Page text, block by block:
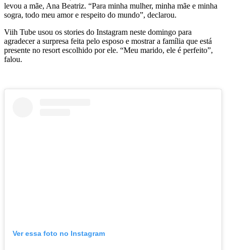
levou a mãe, Ana Beatriz. “Para minha mulher, minha mãe e minha
sogra, todo meu amor e respeito do mundo”, declarou.
Viih Tube usou os stories do Instagram neste domingo para
agradecer a surpresa feita pelo esposo e mostrar a família que está
presente no resort escolhido por ele. “Meu marido, ele é perfeito”,
falou.
Ver essa foto no Instagram